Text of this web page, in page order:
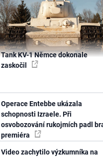
Tank KV-1 Němce dokonale
zaskočil
Operace Entebbe ukázala
schopnosti Izraele. Při
osvobozování rukojmích padl
premiéra
Video zachytilo výzkumníka na